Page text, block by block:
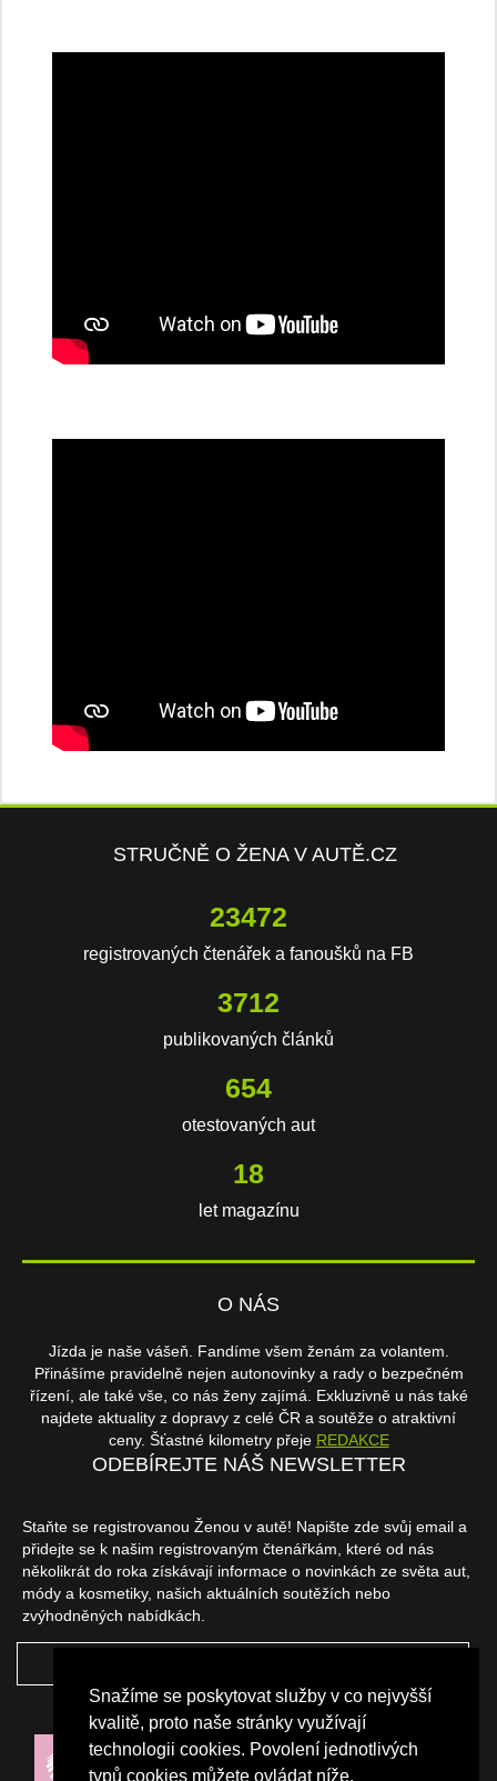
Snažíme se poskytovat služby v co nejvyšší
kvalitě, proto naše stránky využívají
technologii cookies. Povolení jednotlivých
typů cookies můžete ovládat níže.
STRUČNĚ O ŽENA V AUTĚ.CZ
23472
registrovaných čtenářek a fanoušků na FB
3712
publikovaných článků
654
otestovaných aut
18
let magazínu
O NÁS
Jízda je naše vášeň. Fandíme všem ženám za volantem.
Přinášíme pravidelně nejen autonovinky a rady o bezpečném
řízení, ale také vše, co nás ženy zajímá. Exkluzivně u nás také
najdete aktuality z dopravy z celé ČR a soutěže o atraktivní
ceny. Šťastné kilometry přeje REDAKCE
ODEBÍREJTE NÁŠ NEWSLETTER
Staňte se registrovanou Ženou v autě! Napište zde svůj email a
přidejte se k našim registrovaným čtenářkám, které od nás
několikrát do roka získávají informace o novinkách ze světa aut,
módy a kosmetiky, našich aktuálních soutěžích nebo
zvýhodněných nabídkách.
NAŠI PARTNEŘI